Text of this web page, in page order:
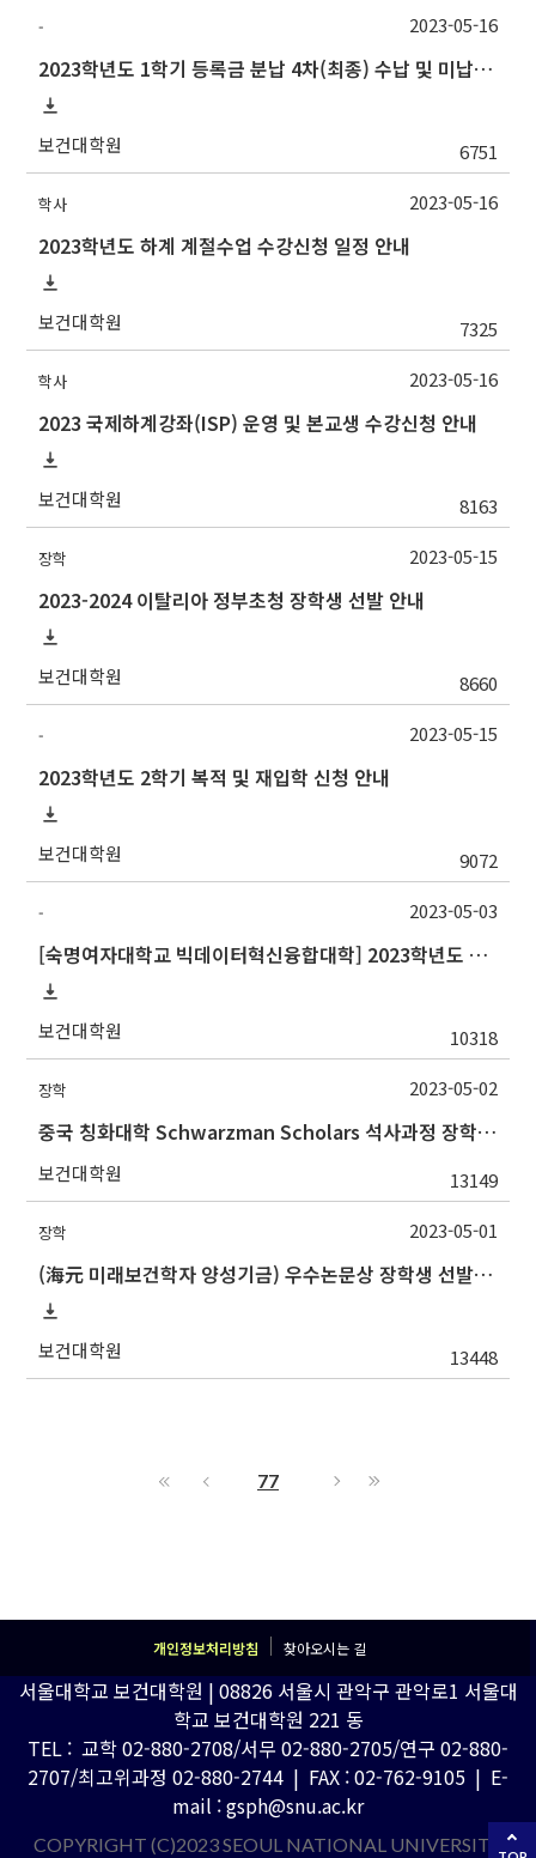
-
2023학년도 1학기 등록금 분납 4차(최종) 수납 및 미납자 제적 예정 안내
보건대학원 6751
2023-05-16
학사
2023학년도 하계 계절수업 수강신청 일정 안내
보건대학원 7325
2023-05-16
학사
2023 국제하계강좌(ISP) 운영 및 본교생 수강신청 안내
보건대학원 8163
2023-05-16
장학
2023-2024 이탈리아 정부초청 장학생 선발 안내
보건대학원 8660
2023-05-15
-
2023학년도 2학기 복적 및 재입학 신청 안내
보건대학원 9072
2023-05-15
-
[숙명여자대학교 빅데이터혁신융합대학] 2023학년도 하계 계절학기 교류수학 안내
보건대학원 10318
2023-05-03
장학
중국 칭화대학 Schwarzman Scholars 석사과정 장학 프로그램 설명회 안내
보건대학원 13149
2023-05-02
장학
(海元 미래보건학자 양성기금) 우수논문상 장학생 선발 안내(5/19 수정)
보건대학원 13448
2023-05-01
77
개인정보처리방침 찾아오시는 길
서울대학교 보건대학원 | 08826 서울시 관악구 관악로1 서울대
학교 보건대학원 221 동
TEL : 교학 02-880-2708/서무 02-880-2705/연구 02-880-
2707/최고위과정 02-880-2744 | FAX : 02-762-9105 | E-
mail : gsph@snu.ac.kr
COPYRIGHT (C)2023 SEOUL NATIONAL UNIVERSITY